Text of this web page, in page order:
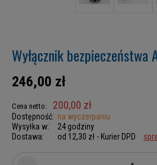
Wyłącznik bezpieczeństwa
246,00 zł
Cena netto: 200,00 zł
Dostępność: na wyczerpaniu
Wysyłka w:
24 godziny
Dostawa:
od 12,30 zł - Kurier DPD